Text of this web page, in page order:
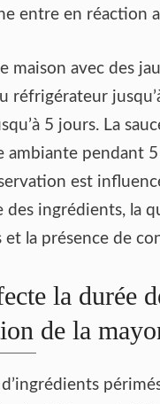
entre en réaction
maison avec des
réfrigérateur
5 jours. La
ambiante pendant 5
est
des ingrédients, la
et la présence de
la durée
de la
d’ingrédients